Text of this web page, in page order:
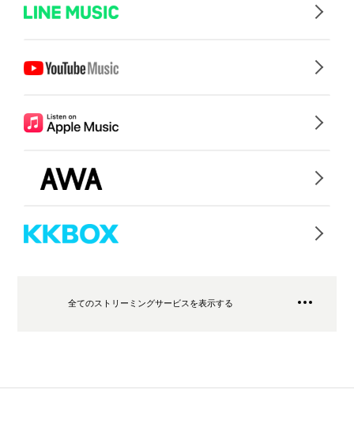
全てのストリーミングサービスを表示する